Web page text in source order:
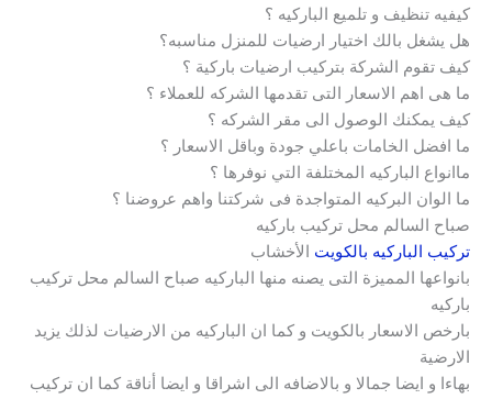
كيفيه تنظيف و تلميع الباركيه ؟
هل يشغل بالك اختيار ارضيات للمنزل مناسبه؟
كيف تقوم الشركة بتركيب ارضيات باركية ؟
ما هى اهم الاسعار التى تقدمها الشركه للعملاء ؟
كيف يمكنك الوصول الى مقر الشركه ؟
ما افضل الخامات باعلي جودة وباقل الاسعار ؟
ماانواع الباركيه المختلفة التي نوفرها ؟
ما الوان البركيه المتواجدة فى شركتنا واهم عروضنا ؟
صباح السالم محل تركيب باركيه
تركيب الباركيه بالكويت الأخشاب
بانواعها المميزة التى يصنه منها الباركيه صباح السالم محل تركيب
باركيه
بارخص الاسعار بالكويت و كما ان الباركيه من الارضيات لذلك يزيد
الارضية
بهاءا و ايضا جمالا و بالاضافه الى اشراقا و ايضا أناقة كما ان تركيب